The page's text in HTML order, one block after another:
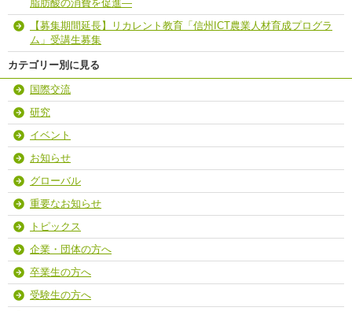
脂肪酸の消費を促進―
【募集期間延長】リカレント教育「信州ICT農業人材育成プログラ
ム」受講生募集
カテゴリー別に見る
国際交流
研究
イベント
お知らせ
グローバル
重要なお知らせ
トピックス
企業・団体の方へ
卒業生の方へ
受験生の方へ